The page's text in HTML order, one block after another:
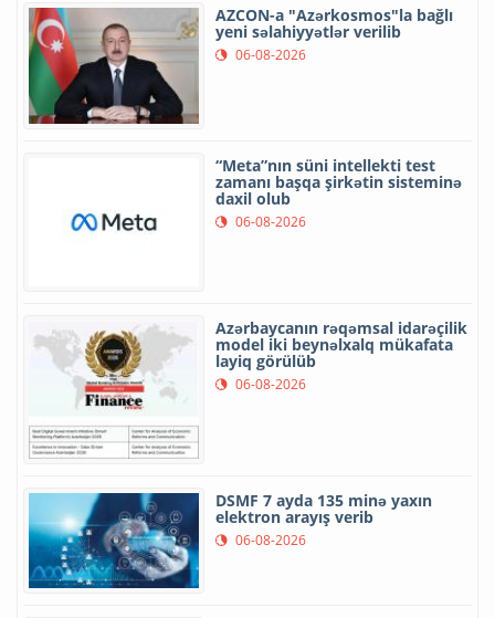
AZCON-a "Azərkosmos"la bağlı
yeni səlahiyyətlər verilib
06-08-2026
“Meta”nın süni intellekti test
zamanı başqa şirkətin sisteminə
daxil olub
06-08-2026
Azərbaycanın rəqəmsal idarəçilik
model iki beynəlxalq mükafata
layiq görülüb
06-08-2026
DSMF 7 ayda 135 minə yaxın
elektron arayış verib
06-08-2026